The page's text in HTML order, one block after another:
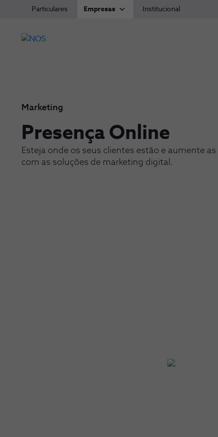
Particulares Empresas Institucional
Marketing
-Presença Online
Esteja onde os seus clientes estão e aumente
com as soluções de marketing digital.